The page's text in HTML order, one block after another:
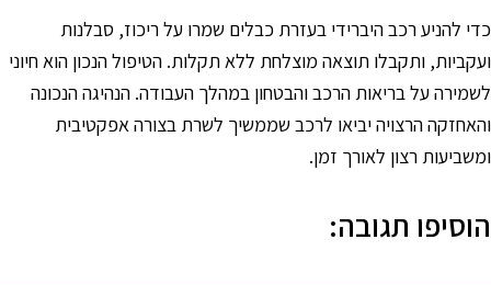
להניע רכב היברידי בעזרת כבלים שמרו על ריכוז, סבלנות
ותקבלו תוצאה מוצלחת ללא תקלות. הטיפול הנכון הוא חיוני
על בריאות הרכב והבטחון במהלך העבודה. הנהיגה הנכונה
הרצויה יביאו לרכב שממשיך לשרת בצורה אפקטיבית
רצון לאורך זמן.
תגובה: